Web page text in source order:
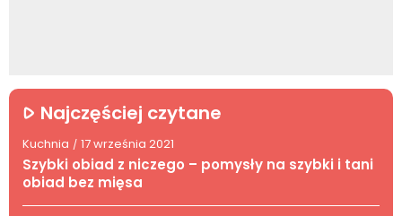
Najczęściej czytane
Kuchnia / 17 września 2021
Szybki obiad z niczego – pomysły na szybki i tani
obiad bez mięsa